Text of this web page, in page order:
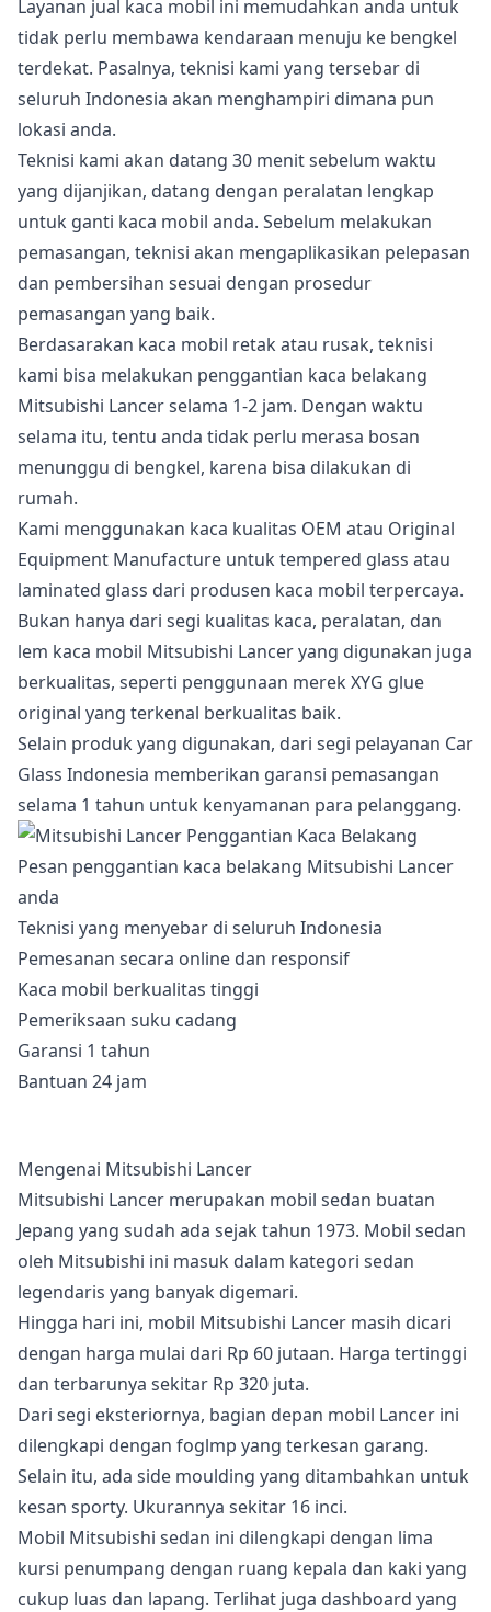
Layanan jual kaca mobil ini memudahkan anda untuk
tidak perlu membawa kendaraan menuju ke bengkel
terdekat. Pasalnya, teknisi kami yang tersebar di
seluruh Indonesia akan menghampiri dimana pun
lokasi anda.
Teknisi kami akan datang 30 menit sebelum waktu
yang dijanjikan, datang dengan peralatan lengkap
untuk ganti kaca mobil anda. Sebelum melakukan
pemasangan, teknisi akan mengaplikasikan pelepasan
dan pembersihan sesuai dengan prosedur
pemasangan yang baik.
Berdasarakan kaca mobil retak atau rusak, teknisi
kami bisa melakukan penggantian kaca belakang
Mitsubishi Lancer selama 1-2 jam. Dengan waktu
selama itu, tentu anda tidak perlu merasa bosan
menunggu di bengkel, karena bisa dilakukan di
rumah.
Kami menggunakan kaca kualitas OEM atau Original
Equipment Manufacture untuk tempered glass atau
laminated glass dari produsen kaca mobil terpercaya.
Bukan hanya dari segi kualitas kaca, peralatan, dan
lem kaca mobil Mitsubishi Lancer yang digunakan juga
berkualitas, seperti penggunaan merek XYG glue
original yang terkenal berkualitas baik.
Selain produk yang digunakan, dari segi pelayanan Car
Glass Indonesia memberikan garansi pemasangan
selama 1 tahun untuk kenyamanan para pelanggang.
Pesan penggantian kaca belakang Mitsubishi Lancer
anda
Teknisi yang menyebar di seluruh Indonesia
Pemesanan secara online dan responsif
Kaca mobil berkualitas tinggi
Pemeriksaan suku cadang
Garansi 1 tahun
Bantuan 24 jam
Mengenai Mitsubishi Lancer
Mitsubishi Lancer merupakan mobil sedan buatan
Jepang yang sudah ada sejak tahun 1973. Mobil sedan
oleh Mitsubishi ini masuk dalam kategori sedan
legendaris yang banyak digemari.
Hingga hari ini, mobil Mitsubishi Lancer masih dicari
dengan harga mulai dari Rp 60 jutaan. Harga tertinggi
dan terbarunya sekitar Rp 320 juta.
Dari segi eksteriornya, bagian depan mobil Lancer ini
dilengkapi dengan foglmp yang terkesan garang.
Selain itu, ada side moulding yang ditambahkan untuk
kesan sporty. Ukurannya sekitar 16 inci.
Mobil Mitsubishi sedan ini dilengkapi dengan lima
kursi penumpang dengan ruang kepala dan kaki yang
cukup luas dan lapang. Terlihat juga dashboard yang